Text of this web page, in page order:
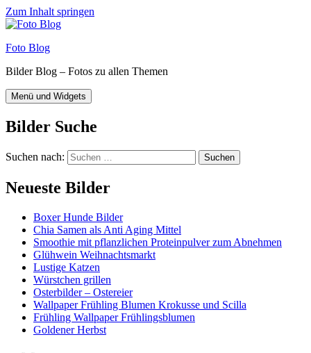
Zum Inhalt springen
Foto Blog
Bilder Blog – Fotos zu allen Themen
Menü und Widgets
Bilder Suche
Suchen nach:
Neueste Bilder
Boxer Hunde Bilder
Chia Samen als Anti Aging Mittel
Smoothie mit pflanzlichen Proteinpulver zum Abnehmen
Glühwein Weihnachtsmarkt
Lustige Katzen
Würstchen grillen
Osterbilder – Ostereier
Wallpaper Frühling Blumen Krokusse und Scilla
Frühling Wallpaper Frühlingsblumen
Goldener Herbst